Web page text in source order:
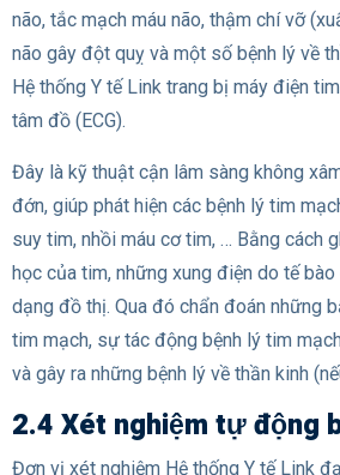
não, tắc mạch máu não, thậm chí vỡ
não gây đột quỵ và một số bệnh lý về
Hệ thống Y tế Link trang bị máy điện
tâm đồ (ECG).
Đây là kỹ thuật cận lâm sàng không
đớn, giúp phát hiện các bệnh lý tim
suy tim, nhồi máu cơ tim, … Bằng cách
học của tim, những xung điện do tế
dạng đồ thị. Qua đó chẩn đoán những
tim mạch, sự tác động bệnh lý tim
và gây ra những bệnh lý về thần kinh
2.4 Xét nghiệm tự động
Đơn vị xét nghiệm Hệ thống Y tế Link